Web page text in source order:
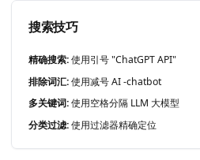
搜索技巧
精确搜索:使用引号 "ChatGPT API"
排除词汇:使用减号 AI -chatbot
多关键词:使用空格分隔 LLM 大模型
分类过滤:使用过滤器精确定位